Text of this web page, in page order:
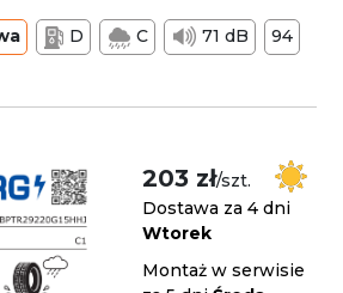
D C 71 dB
94
203 zł/szt.
Dostawa za 4 dni
Wtorek
Montaż w serwisie